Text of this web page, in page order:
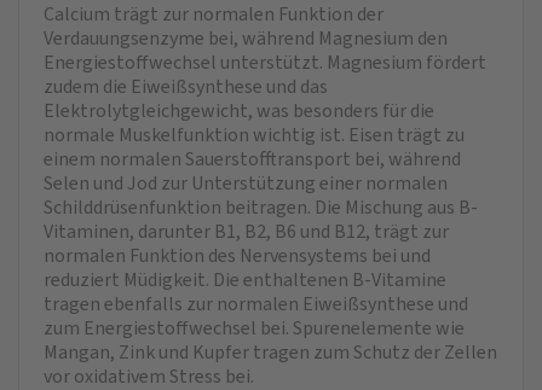
Calcium trägt zur normalen Funktion der
Verdauungsenzyme bei, während Magnesium den
Energiestoffwechsel unterstützt. Magnesium fördert
zudem die Eiweißsynthese und das
Elektrolytgleichgewicht, was besonders für die
normale Muskelfunktion wichtig ist. Eisen trägt zu
einem normalen Sauerstofftransport bei, während
Selen und Jod zur Unterstützung einer normalen
Schilddrüsenfunktion beitragen. Die Mischung aus B-
Vitaminen, darunter B1, B2, B6 und B12, trägt zur
normalen Funktion des Nervensystems bei und
reduziert Müdigkeit. Die enthaltenen B-Vitamine
tragen ebenfalls zur normalen Eiweißsynthese und
zum Energiestoffwechsel bei. Spurenelemente wie
Mangan, Zink und Kupfer tragen zum Schutz der Zellen
vor oxidativem Stress bei.